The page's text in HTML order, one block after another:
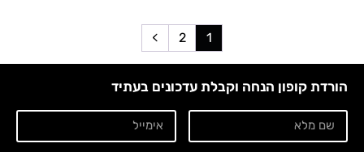
1
2
הורדת קופון הנחה וקבלת עדכונים בעתיד